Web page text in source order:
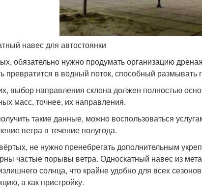
навес для автостоянки
обязательно нужно продумать организацию
превратится в водный поток, способный размывать
выбор направления склона должен полностью
масс, точнее, их направления.
такие данные, можно воспользоваться
ветра в течение полугода.
не нужно пренебрегать дополнительным
частые порывы ветра. Односкатный навес из
солнца, что крайне удобно для всех
а как пристройку.